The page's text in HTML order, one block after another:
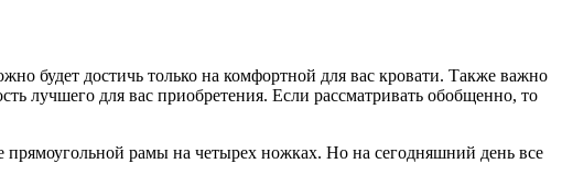
будет достичь только на комфортной для вас кровати. Также важно
лучшего для вас приобретения. Если рассматривать обобщенно, то
рамы на четырех ножках. Но на сегодняшний день все